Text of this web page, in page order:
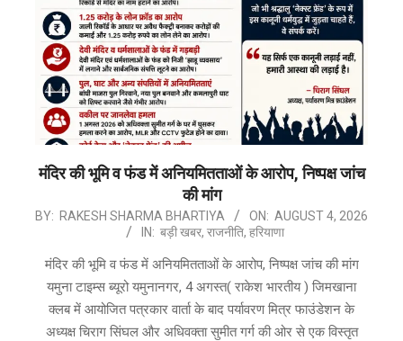
मंदिर की भूमि व फंड में अनियमितताओं के आरोप, निष्पक्ष जांच
की मांग
2026-
04
BY: RAKESH SHARMA BHARTIYA ON: AUGUST 4, 2026
IN: बड़ी खबर, राजनीति, हरियाणा
मंदिर की भूमि व फंड में अनियमितताओं के आरोप, निष्पक्ष जांच की मांग
यमुना टाइम्स ब्यूरो यमुनानगर, 4 अगस्त( राकेश भारतीय ) जिमखाना
क्लब में आयोजित पत्रकार वार्ता के बाद पर्यावरण मित्र फाउंडेशन के
अध्यक्ष चिराग सिंघल और अधिवक्ता सुमीत गर्ग की ओर से एक विस्तृत